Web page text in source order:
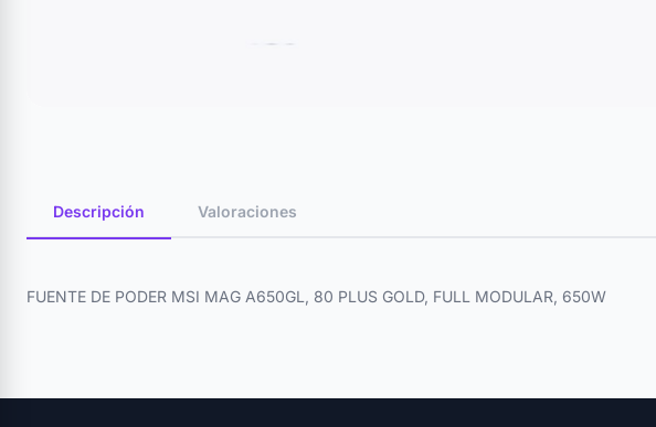
Descripción Valoraciones
FUENTE DE PODER MSI MAG A650GL, 80 PLUS GOLD, FULL MODULAR, 650W